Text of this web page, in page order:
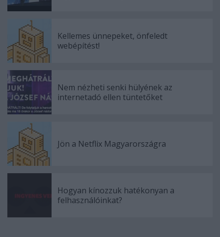
Kellemes ünnepeket, önfeledt
webépítést!
Nem nézheti senki hülyének az
internetadó ellen tüntetőket
Jön a Netflix Magyarországra
Hogyan kínozzuk hatékonyan a
felhasználóinkat?